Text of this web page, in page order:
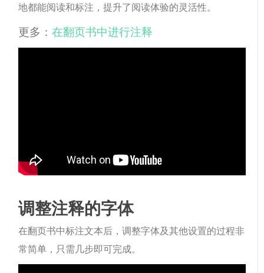
地都能阅读和标注，提升了阅读体验的灵活性。
更多：在翻页书中进行注释
调整注释的字体
在翻页书中标注文本后，调整字体及其他设置的过程非
常简单，只需几步即可完成。